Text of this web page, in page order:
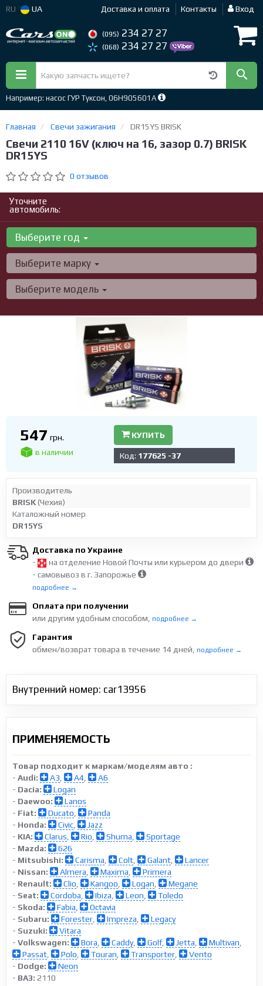
RU UA Доставка и оплата Контакты Вход
(095) 234 27 27
(068) 234 27 27
Например: насос ГУР Туксон, 06H905601A
Главная Свечи зажигания DR15YS BRISK
Свечи 2110 16V (ключ на 16, зазор 0.7) BRISK
DR15YS
0 отзывов
Уточните
автомобиль:
Выберите год
Выберите марку
Выберите модель
547 грн.
в наличии
КУПИТЬ
Код: 177625 -37
Производитель
BRISK(Чехия)
Каталожный номер
DR15YS
Доставка по Украине
-
на отделение Новой Почты или курьером до двери
- самовывоз в г. Запорожье
подробнее →
Оплата при получении
или другим удобным способом,
подробнее →
Гарантия
обмен/возврат товара в течение 14 дней,
подробнее →
Внутренний номер: car13956
ПРИМЕНЯЕМОСТЬ
Товар подходит к маркам/моделям авто :
- Audi: A3 A4
A6
- Dacia:
Logan
- Daewoo:
Lanos
- Fiat: Ducato
Panda
- Honda: Civic
Jazz
- KIA: Clarus Rio Shuma
Sportage
- Mazda:
626
- Mitsubishi: Carisma Colt Galant
Lancer
- Nissan: Almera Maxima
Primera
- Renault: Clio Kangoo Logan
Megane
- Seat: Cordoba Ibiza Leon
Toledo
- Skoda: Fabia
Octavia
- Subaru: Forester Impreza
Legacy
- Suzuki:
Vitara
- Volkswagen: Bora Caddy, Golf, Jetta Multivan
Passat
Polo Touran Transporter
Vento
- Dodge:
Neon
- ВАЗ: 2110